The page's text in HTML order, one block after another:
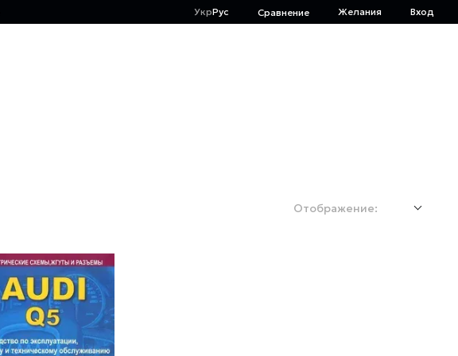
УкрРус Сравнение Желания Вход
Отображение: